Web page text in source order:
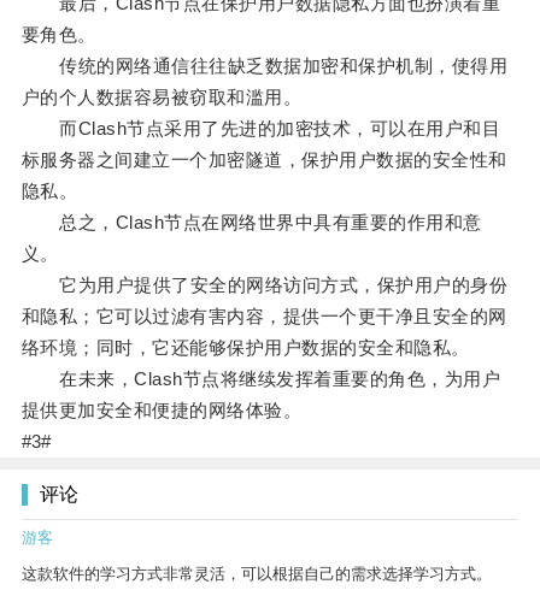
要角色。
传统的网络通信往往缺乏数据加密和保护机制，使得用
户的个人数据容易被窃取和滥用。
而Clash节点采用了先进的加密技术，可以在用户和目
标服务器之间建立一个加密隧道，保护用户数据的安全性和
隐私。
总之，Clash节点在网络世界中具有重要的作用和意
义。
它为用户提供了安全的网络访问方式，保护用户的身份
和隐私；它可以过滤有害内容，提供一个更干净且安全的网
络环境；同时，它还能够保护用户数据的安全和隐私。
在未来，Clash节点将继续发挥着重要的角色，为用户
提供更加安全和便捷的网络体验。
#3#
评论
游客
这款软件的学习方式非常灵活，可以根据自己的需求选择学习方式。